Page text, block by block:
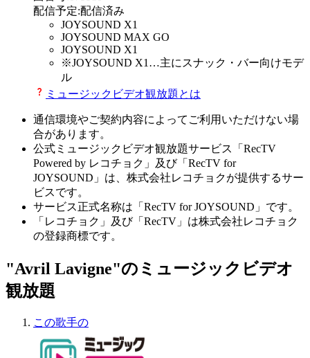
配信予定:配信済み
JOYSOUND X1
JOYSOUND MAX GO
JOYSOUND X1
※JOYSOUND X1 …主にスナック・バー向けモデ
ル
ミュージックビデオ観放題とは
通信環境やご契約内容によってご利用いただけない場
合があります。
公式ミュージックビデオ観放題サービス「RecTV
Powered by レコチョク」及び「RecTV for
JOYSOUND」は、株式会社レコチョクが提供するサー
ビスです。
サービス正式名称は「RecTV for JOYSOUND」です。
「レコチョク」及び「RecTV」は株式会社レコチョク
の登録商標です。
"Avril Lavigne"のミュージックビデオ
観放題
この歌手の